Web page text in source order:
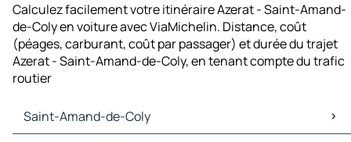
Calculez facilement votre itinéraire Azerat - Saint-Amand-
de-Coly en voiture avec ViaMichelin. Distance, coût
(péages, carburant, coût par passager) et durée du trajet
Azerat - Saint-Amand-de-Coly, en tenant compte du trafic
routier
Saint-Amand-de-Coly